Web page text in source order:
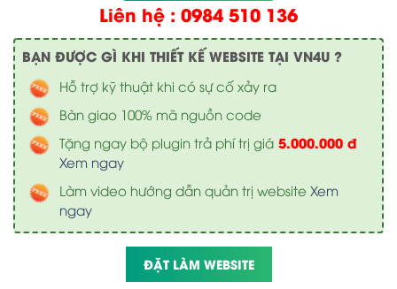
Liên hệ : 0984 510 136
BẠN ĐƯỢC GÌ KHI THIẾT KẾ WEBSITE TẠI VN4U ?
Hỗ trợ kỹ thuật khi có sự cố xảy ra
Bàn giao 100% mã nguồn code
Tặng ngay bộ plugin trả phí trị giá 5.000.000 đ
Xem ngay
Làm video hướng dẫn quản trị website Xem
ngay
ĐẶT LÀM WEBSITE